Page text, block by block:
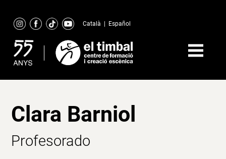
content
Català Español
Clara Barniol
Profesorado